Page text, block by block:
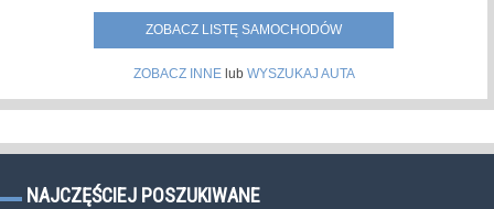
ZOBACZ LISTĘ SAMOCHODÓW
ZOBACZ INNElub WYSZUKAJ AUTA
NAJCZĘŚCIEJ POSZUKIWANE